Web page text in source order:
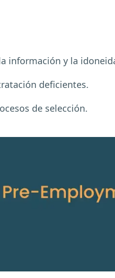
información y la
deficientes.
de selección.